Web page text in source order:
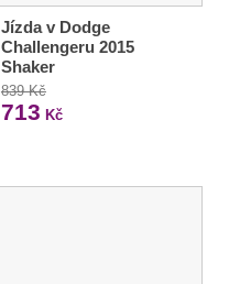
Jízda v Dodge
Challengeru 2015
Shaker
839 Kč
713 Kč